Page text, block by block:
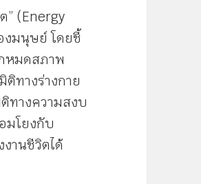
” (Energy
งมนุษย์ โดยชี้
หมดสภาพ
ทางร่างกาย
ทางความสงบ
มโยงกับ
านชีวิตได้